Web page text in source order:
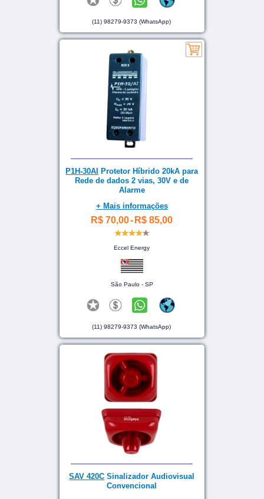
(11) 98279-9373 (WhatsApp)
P1H-30AI
Protetor Híbrido 20kA para
Rede de dados 2 vias, 30V e de
Alarme
+ Mais informações
R$ 70,00- R$ 85,00
Eccel Energy
São Paulo - SP
(11) 98279-9373 (WhatsApp)
SAV 420C Sinalizador Audiovisual
Convencional